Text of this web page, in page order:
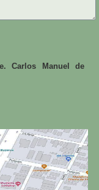
Carlos Manuel de